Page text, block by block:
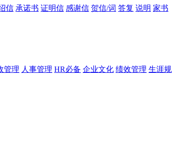
信 承诺书 证明信 感谢信 贺信/词 答复 说明 家书
管理 人事管理 HR必备 企业文化 绩效管理 生涯规